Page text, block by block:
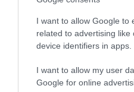
I want to allow Google to
related to advertising like
device identifiers in apps.
I want to allow my user
Google for online
Sarkozy menyasszonya
Bruni tagadja: nem házasodott